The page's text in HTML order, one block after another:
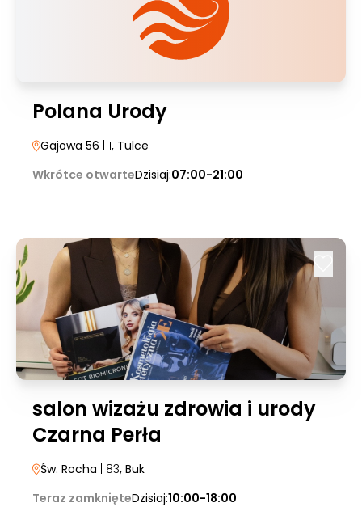
Polana Urody
Gajowa 56 | 1, Tulce
Wkrótce otwarteDzisiaj:07:00-21:00
salon wizażu zdrowia i urody
Czarna Perła
Św. Rocha | 83, Buk
Teraz zamknięteDzisiaj:10:00-18:00